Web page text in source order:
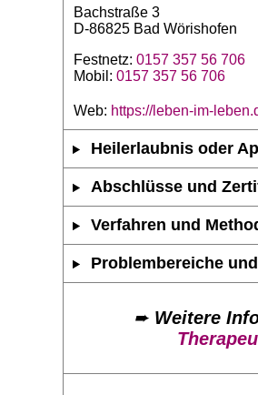
Bachstraße 3
D-86825 Bad Wörishofen
Festnetz: 0157 357 56 706
Mobil: 0157 357 56 706
Web: https://leben-im-
Heilerlaubnis oder
Abschlüsse und
Verfahren und
Problembereiche
➨ Weitere